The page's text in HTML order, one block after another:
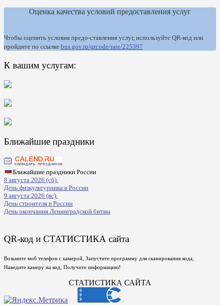
Оценка качества условий предоставления услуг
Чтобы оценить условия предо-ставления услуг, используйте QR-код или
пройдите по ссылке bus.gov.ru/qrcode/rate/225397
К вашим услугам:
Ближайшие праздники
Ближайшие праздники России
8 августа 2026 (сб):
День физкультурника в России
9 августа 2026 (вс):
День строителя в России
День окончания Ленинградской битвы
QR-код и СТАТИСТИКА сайта
Возьмите моб телефон с камерой, Запустите программу для сканирования кода,
Наведите камеру на код, Получите информацию!
СТАТИСТИКА САЙТА